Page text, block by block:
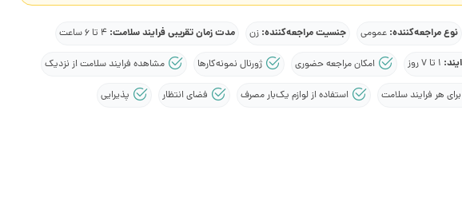
نوع مراجعه‌کننده: عمومی جنسیت مراجعه‌کننده: زن مدت زمان تقریبی فرایند سلامت: 4 تا 6 ساعت
1 تا 7 روز امکان مراجعه حضوری ژورنال نمونه‌کارها مشاهده فرایند سلامت از نزدیک
هر فرایند سلامت استفاده از لوازم یک‌بار مصرف فضای انتظار پذیرایی